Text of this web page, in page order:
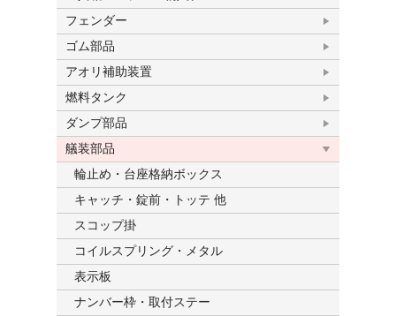
フェンダー
ゴム部品
アオリ補助装置
燃料タンク
ダンプ部品
艤装部品
輪止め・台座格納ボックス
キャッチ・錠前・トッテ 他
スコップ掛
コイルスプリング・メタル
表示板
ナンバー枠・取付ステー